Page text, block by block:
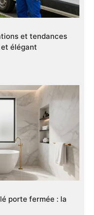
et tendances
élégant
porte fermée : la